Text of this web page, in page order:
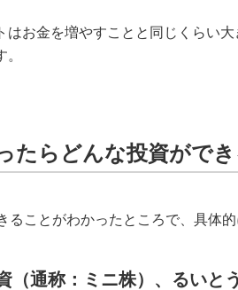
はお金を増やすことと同じくらい
たらどんな投資ができ
ることがわかったところで、具体
（通称：ミニ株）、るいとう